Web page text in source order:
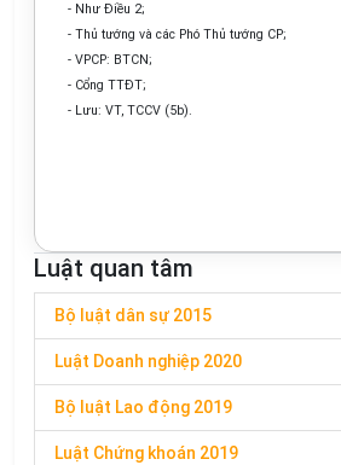
- Như Điều 2;
- Thủ tướng và các Phó Thủ tướng CP;
- VPCP: BTCN;
- Cổng TTĐT;
- Lưu: VT, TCCV (5b).
Luật quan tâm
Bộ luật dân sự 2015
Luật Doanh nghiệp 2020
Bộ luật Lao động 2019
Luật Chứng khoán 2019